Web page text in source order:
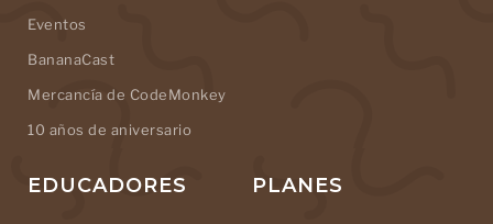
Eventos
BananaCast
Mercancía de CodeMonkey
10 años de aniversario
EDUCADORES PLANES